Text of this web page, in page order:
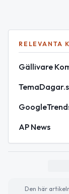
RELEVANTA
Gällivare
AP News
Den här